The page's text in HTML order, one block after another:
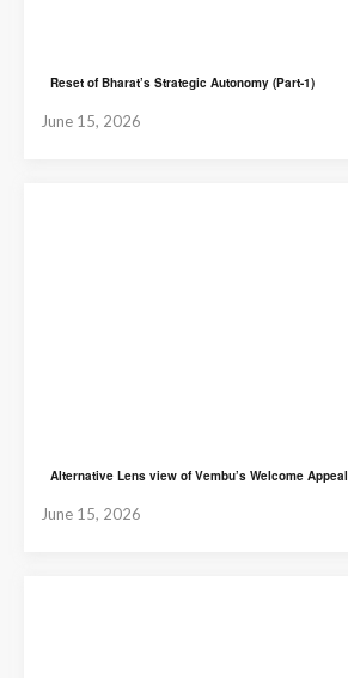
Reset of Bharat’s Strategic Autonomy (Part-1)
June 15, 2026
Alternative Lens view of Vembu’s Welcome Appeal
June 15, 2026